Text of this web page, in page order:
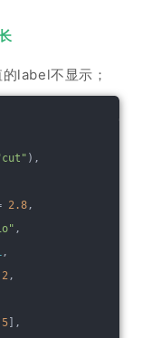
label不显示；
),
2.8,
,
,
2,
5],